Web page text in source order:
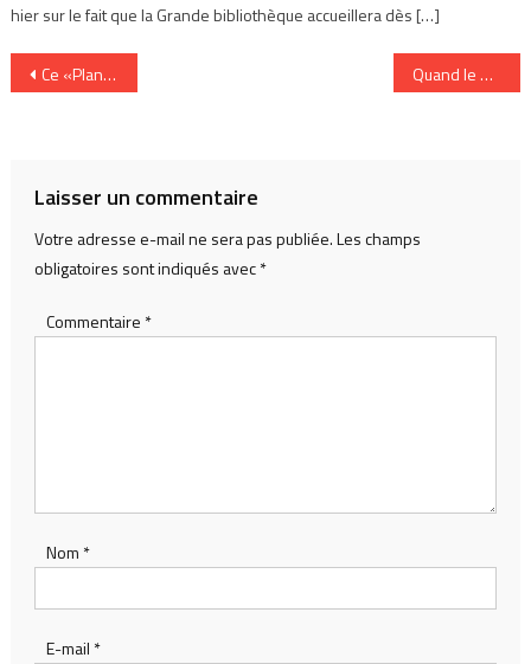
hier sur le fait que la Grande bibliothèque accueillera dès […]
Navigation
Ce «Plan culturel numérique du Québec» qui se dégage Quand le hashtag #Ottawa frappe au coeur des médias
Laisser un commentaire
Votre adresse e-mail ne sera pas publiée.Les champs
obligatoires sont indiqués avec*
Commentaire *
Nom *
E-mail *